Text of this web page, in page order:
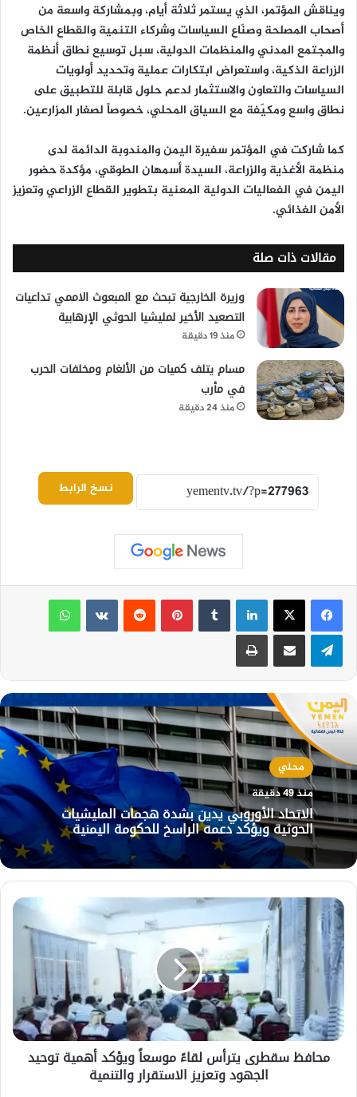
ويناقش المؤتمر، الذي يستمر ثلاثة أيام، وبمشاركة واسعة من
أصحاب المصلحة وصنّاع السياسات وشركاء التنمية والقطاع الخاص
والمجتمع المدني والمنظمات الدولية، سبلتوسيع نطاق أنظمة
الزراعة الذكية، واستعراض ابتكارات عملية وتحديدأولويات
السياسات والتعاون والاستثمارلدعم حلول قابلة للتطبيق على
نطاق واسع ومكيّفة مع السياق المحلي، خصوصاً لصغار المزارعين.
كما شاركت في المؤتمرسفيرة اليمن والمندوبة الدائمة لدى
منظمة الأغذية والزراعة، السيدة أسمهان الطوقي، مؤكدة حضور
اليمن في الفعاليات الدولية المعنية بتطوير القطاع الزراعي وتعزيز
الأمن الغذائي.
مقالات ذات صلة
وزيرة الخارجية تبحث مع المبعوث الاممي تداعيات
التصعيد الأخير لمليشيا الحوثي الإرهابية
منذ 19 دقيقة
مسام يتلف كميات من الألغام ومخلفات الحرب
في مأرب
منذ 24 دقيقة
نسخ الرابط
لينكدإن بينتيريست
واتساب
تيلقرام مشاركة عبر البريد طباعة
محلي
منذ 49 دقيقة
الاتحاد الأوروبي يدين بشدة هجمات المليشيات
الحوثية ويؤكد دعمه الراسخ للحكومة اليمنية
محافظ
سقطرى
يترأس
لقاءً
موسعاً
ويؤكد
أهمية
توحيد
الجهود
وتعزيز
محافظ سقطرى يترأس لقاءً موسعاً ويؤكد أهمية توحيد
الجهود وتعزيز الاستقرار والتنمية